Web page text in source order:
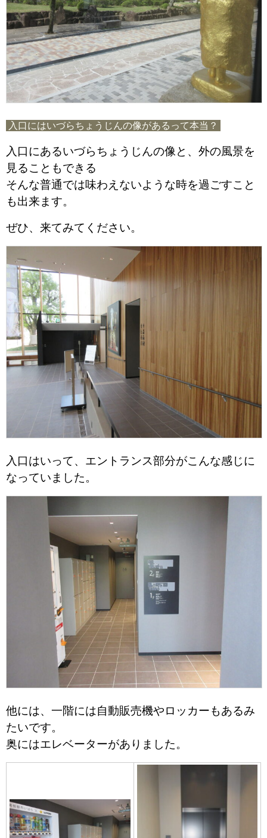
入口にはいづらちょうじんの像があるって本当？
入口にあるいづらちょうじんの像と、外の風景を
見ることもできる
そんな普通では味わえないような時を過ごすこと
も出来ます。
ぜひ、来てみてください。
入口はいって、エントランス部分がこんな感じに
なっていました。
他には、一階には自動販売機やロッカーもあるみ
たいです。
奥にはエレベーターがありました。